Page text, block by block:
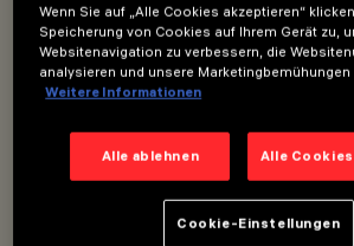
Lichtquellen Installation am Boden, an
Wand mit Bügel und an der Wand mit
Bestehend aus Leuchtengehäuse
Sicherheitsglas. Bügel zur Installation
Bügel zur Installation mit Griff sind
Horizontal schwenkbares
Wenn Sie auf „Alle Cookies akzeptieren“
Speicherung von Cookies auf Ihrem Gerät zu,
Websitenavigation zu verbessern, die
analysieren und unsere
Weitere Informationen
Alle ablehnen Alle
Cookie-Einstellungen